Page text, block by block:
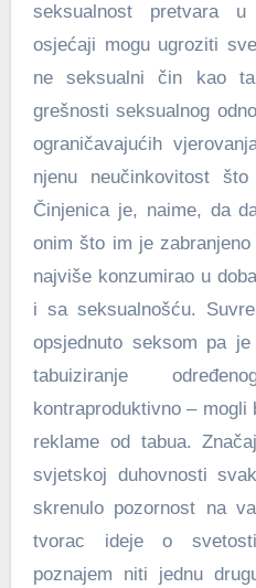
seksualnost pretvara
osjećaji mogu ugroziti
ne seksualni čin kao
grešnosti seksualnog
ograničavajućih
njenu neučinkovitost
Činjenica je, naime, da
onim što im je
najviše konzumirao u
i sa seksualnošću.
opsjednuto seksom pa
tabuiziranje
kontraproduktivno –
reklame od tabua.
svjetskoj duhovnosti
skrenulo pozornost na
tvorac ideje o
poznajem niti jednu